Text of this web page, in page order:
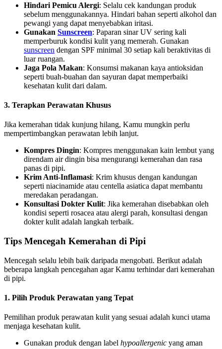
Hindari Pemicu Alergi: Selalu cek kandungan produk
sebelum menggunakannya. Hindari bahan seperti alkohol dan
pewangi yang dapat menyebabkan iritasi.
Gunakan Sunscreen: Paparan sinar UV sering kali
memperburuk kondisi kulit yang memerah. Gunakan
sunscreen dengan SPF minimal 30 setiap kali beraktivitas di
luar ruangan.
Jaga Pola Makan: Konsumsi makanan kaya antioksidan
seperti buah-buahan dan sayuran dapat memperbaiki
kesehatan kulit dari dalam.
3. Terapkan Perawatan Khusus
Jika kemerahan tidak kunjung hilang, Kamu mungkin perlu
mempertimbangkan perawatan lebih lanjut.
Kompres Dingin: Kompres menggunakan kain lembut yang
direndam air dingin bisa mengurangi kemerahan dan rasa
panas di pipi.
Krim Anti-Inflamasi: Krim khusus dengan kandungan
seperti niacinamide atau centella asiatica dapat membantu
meredakan peradangan.
Konsultasi Dokter Kulit: Jika kemerahan disebabkan oleh
kondisi seperti rosacea atau alergi parah, konsultasi dengan
dokter kulit adalah langkah terbaik.
Tips Mencegah Kemerahan di Pipi
Mencegah selalu lebih baik daripada mengobati. Berikut adalah
beberapa langkah pencegahan agar Kamu terhindar dari kemerahan
di pipi.
1. Pilih Produk Perawatan yang Tepat
Pemilihan produk perawatan kulit yang sesuai adalah kunci utama
menjaga kesehatan kulit.
Gunakan produk dengan label hypoallergenic yang aman